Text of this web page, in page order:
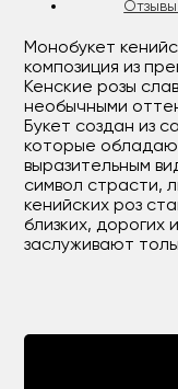
Монобукет
композиция из
Кенские розы
необычными
Букет создан из
которые
выразительным
символ страсти,
кенийских роз
близких,
заслуживают